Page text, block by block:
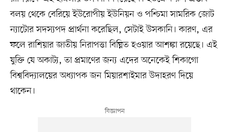
বলয় থেকে বেরিয়ে ইউরোপীয় ইউনিয়ন ও পশ্চিমা সামরিক জোট
ন্যাটোর সদস্যপদ প্রার্থনা করেছিল, সেটাই উসকানি। কারণ, এর
ফলে রাশিয়ার জাতীয় নিরাপত্তা বিঘ্নিত হওয়ার আশঙ্কা রয়েছে। এই
যুক্তি যে অকাট্য, তা প্রমাণের জন্য এদের অনেকেই শিকাগো
বিশ্ববিদ্যালয়ের অধ্যাপক জন মিয়ারশাইমার উদাহরণ দিয়ে
থাকেন।